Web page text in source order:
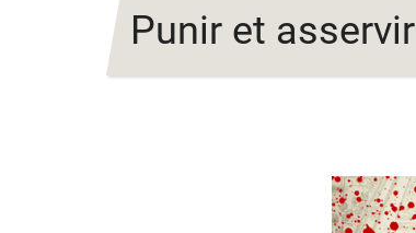
Punir et asservir